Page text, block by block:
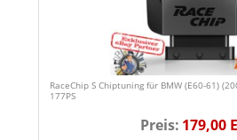
RaceChip S Chiptuning für BMW (E60-61)
177PS
Preis: 179,00